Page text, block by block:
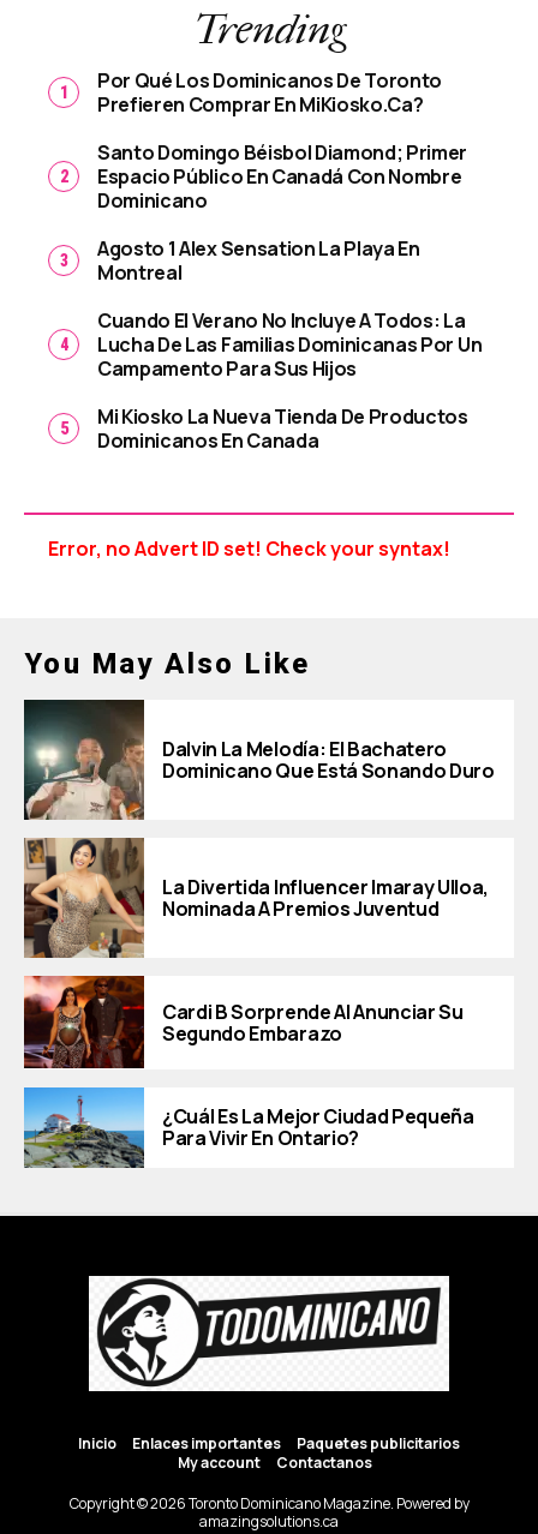
Trending
Por Qué Los Dominicanos De Toronto
Prefieren Comprar En MiKiosko.ca?
Santo Domingo Béisbol Diamond; Primer
Espacio Público En Canadá Con Nombre
Dominicano
Agosto 1 Alex Sensation La Playa En
Montreal
Cuando El Verano No Incluye A Todos: La
Lucha De Las Familias Dominicanas Por Un
Campamento Para Sus Hijos
Mi Kiosko La Nueva Tienda De Productos
Dominicanos En Canada
Error, no Advert ID set! Check your syntax!
You May Also Like
Dalvin La Melodía: El Bachatero
Dominicano Que Está Sonando Duro
La Divertida Influencer Imaray Ulloa,
Nominada A Premios Juventud
Cardi B Sorprende Al Anunciar Su
Segundo Embarazo
¿Cuál Es La Mejor Ciudad Pequeña
Para Vivir En Ontario?
Inicio Enlaces importantes
Paquetes publicitarios
My account
Contactanos
Copyright © 2026 Toronto Dominicano Magazine. Powered by
amazingsolutions.ca